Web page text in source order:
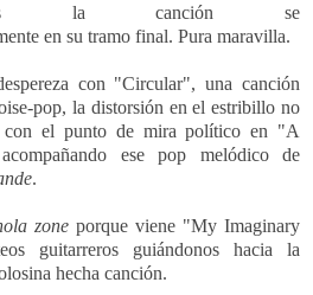
la canción se
en su tramo final. Pura maravilla.
con "Circular", una canción
pop, la distorsión en el estribillo no
con el punto de mira político en "A
ese pop melódico de
.
zone porque viene "My Imaginary
guitarreros guiándonos hacia la
hecha canción.